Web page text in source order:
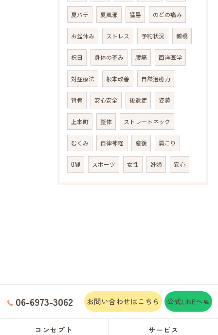
夏バテ 夏風邪 猛暑 のどの痛み
お盆休み ストレス 予約状況 鶴橋
祝日 身体の歪み 腰痛 西洋医学
対症療法 根本改善 自然治癒力
背骨 安心安全 後遺症 姿勢
上本町 整体 ストレートネック
むくみ 自律神経 産後 肩こり
O脚 スポーツ 女性 妊婦 安心
06-6973-3062 お問い合わせはこちら 公式LINEへ
コンセプト サービス